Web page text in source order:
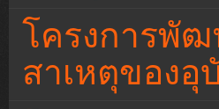
โครงการพั
สาเหตุของอุ